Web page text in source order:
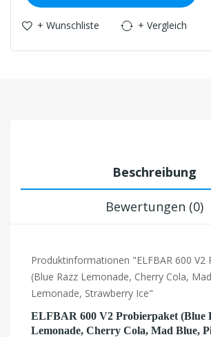
+ Wunschliste + Vergleich
Beschreibung
Bewertungen (0)
Produktinformationen "ELFBAR 600 V2
(Blue Razz Lemonade, Cherry Cola,
Lemonade, Strawberry Ice"
ELFBAR 600 V2 Probierpaket (Blue
Lemonade, Cherry Cola, Mad Blue,